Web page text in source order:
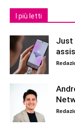
I più letti
Just